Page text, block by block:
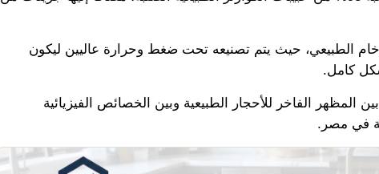
الطبيعي، حيث يتم تصنيعه تحت ضغط وحرارة عاليين ليكون
كامل.
المظهر الفاخر للأحجار الطبيعية وبين الخصائص الفيزيائية
في مصر.